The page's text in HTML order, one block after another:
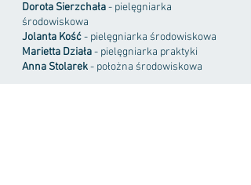
Dorota Sierzchała- pielęgniarka
środowiskowa
Jolanta Kość- pielęgniarka środowiskowa
Marietta Działa- pielęgniarka praktyki
Anna Stolarek- położna środowiskowa